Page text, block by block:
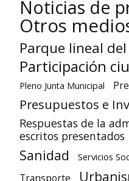
Noticias de
Otros
Parque lineal
Participación
Pleno Junta Municipal
Presupuestos e
Respuestas de la
escritos presentados
Sanidad Servicios
Transporte